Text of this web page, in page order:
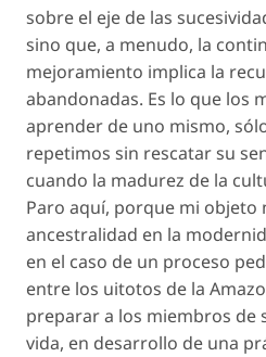
sobre el eje de las
sino que, a menudo, la
mejoramiento implica la
abandonadas. Es lo que los
aprender de uno mismo,
repetimos sin rescatar su
cuando la madurez de la
Paro aquí, porque mi objeto
ancestralidad en la
en el caso de un proceso
entre los uitotos de la
preparar a los miembros de
vida, en desarrollo de una